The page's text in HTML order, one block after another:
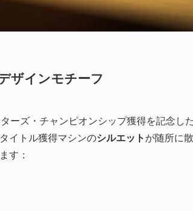
ザインモチーフ
ーズ・チャンピオンシップ獲得を記念した
イトル獲得マシンのシルエットが随所に
す：